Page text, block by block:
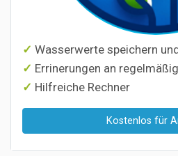
Wasserwerte speichern
Errinerungen an
Hilfreiche Rechner
Kostenlos für